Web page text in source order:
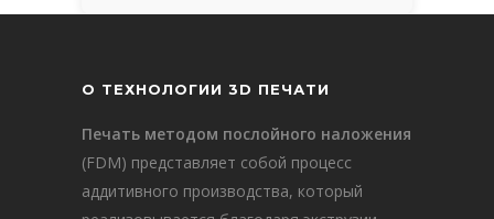
О ТЕХНОЛОГИИ 3D ПЕЧАТИ
Печать методом послойного наложения
(FDM) представляет собой процесс
аддитивного производства, который